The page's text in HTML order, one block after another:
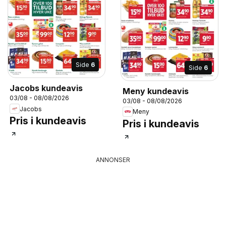
Side 6
Jacobs kundeavis
03/08 - 08/08/2026
Jacobs
Pris i kundeavis
Side 6
Meny kundeavis
03/08 - 08/08/2026
Meny
Pris i kundeavis
ANNONSER